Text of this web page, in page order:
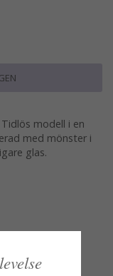
modell i en
med mönster i
glas.